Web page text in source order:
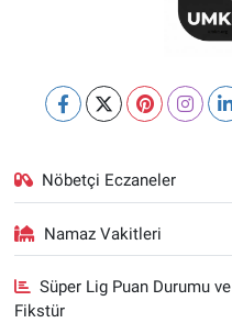
Nöbetçi Eczaneler
Namaz Vakitleri
Süper Lig Puan Durumu ve
Fikstür